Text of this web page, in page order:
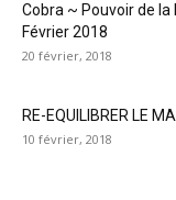
Cobra ~ Pouvoir de
Février 2018
20 février, 2018
RE-EQUILIBRER LE
10 février, 2018